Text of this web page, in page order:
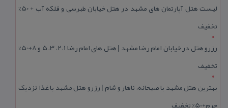
لیست هتل آپارتمان های مشهد در هتل خیابان طبرسی و فلکه آب + 50%
تخفیف
رزرو هتل در خیابان امام رضا مشهد | هتل‌ های امام رضا 1، 2، 3، 5 و 8+50%
تخفیف
بهترین هتل مشهد با صبحانه، ناهار و شام | رزرو هتل مشهد با غذا نزدیک
حرم+50% تخفیف